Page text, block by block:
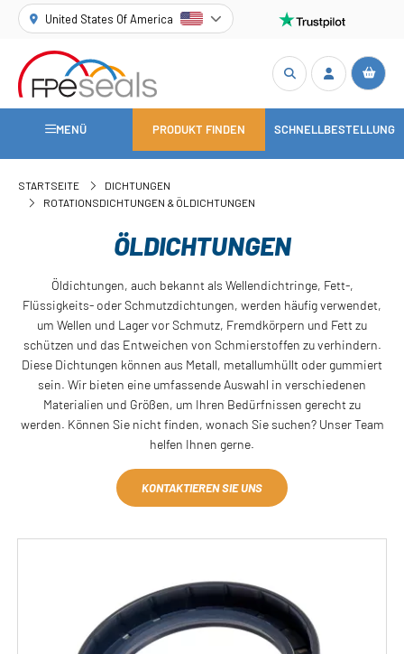
United States Of America
MENÜ PRODUKT FINDEN SCHNELLBESTELLUNG
STARTSEITE
DICHTUNGEN
ROTATIONSDICHTUNGEN & ÖLDICHTUNGEN
ÖLDICHTUNGEN
Öldichtungen, auch bekannt als Wellendichtringe, Fett-,
Flüssigkeits- oder Schmutzdichtungen, werden häufig verwendet,
um Wellen und Lager vor Schmutz, Fremdkörpern und Fett zu
schützen und das Entweichen von Schmierstoffen zu verhindern.
Diese Dichtungen können aus Metall, metallumhüllt oder gummiert
sein. Wir bieten eine umfassende Auswahl in verschiedenen
Materialien und Größen, um Ihren Bedürfnissen gerecht zu
werden. Können Sie nicht finden, wonach Sie suchen? Unser Team
helfen Ihnen gerne.
KONTAKTIEREN SIE UNS